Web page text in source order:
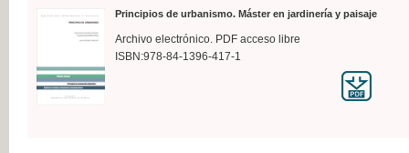
Principios de urbanismo. Máster en jardinería y paisaje
Archivo electrónico. PDF acceso libre
ISBN:978-84-1396-417-1